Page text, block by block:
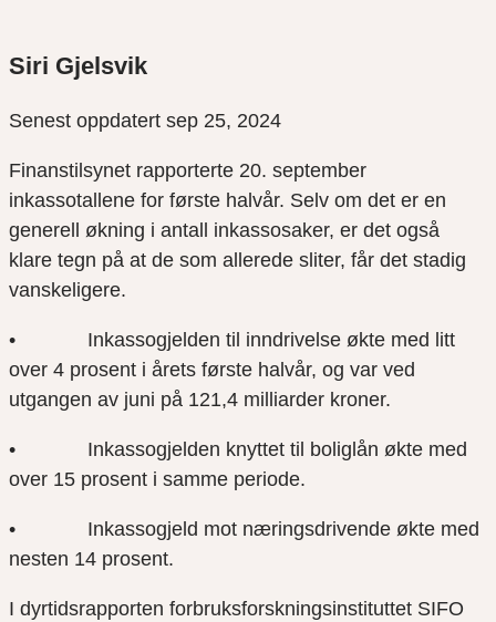
Siri Gjelsvik
Senest oppdatert sep 25, 2024
Finanstilsynet rapporterte 20. september
inkassotallene for første halvår. Selv om det er en
generell økning i antall inkassosaker, er det også
klare tegn på at de som allerede sliter, får det stadig
vanskeligere.
• Inkassogjelden til inndrivelse økte med litt
over 4 prosent i årets første halvår, og var ved
utgangen av juni på 121,4 milliarder kroner.
• Inkassogjelden knyttet til boliglån økte med
over 15 prosent i samme periode.
• Inkassogjeld mot næringsdrivende økte med
nesten 14 prosent.
I dyrtidsrapporten forbruksforskningsinstituttet SIFO